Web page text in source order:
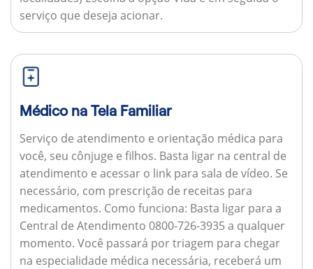
serviço que deseja acionar.
Médico na Tela Familiar
Serviço de atendimento e orientação médica para
você, seu cônjuge e filhos. Basta ligar na central de
atendimento e acessar o link para sala de vídeo. Se
necessário, com prescrição de receitas para
medicamentos. Como funciona: Basta ligar para a
Central de Atendimento 0800-726-3935 a qualquer
momento. Você passará por triagem para chegar
na especialidade médica necessária, receberá um